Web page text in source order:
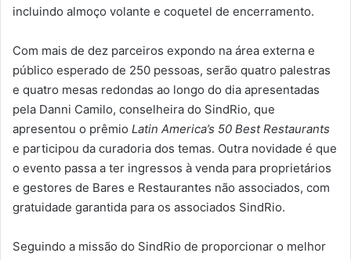
incluindo almoço volante e coquetel de encerramento.
Com mais de dez parceiros expondo na área externa e
público esperado de 250 pessoas, serão quatro palestras
e quatro mesas redondas ao longo do dia apresentadas
pela Danni Camilo, conselheira do SindRio, que
apresentou o prêmio Latin America’s 50 Best Restaurants
e participou da curadoria dos temas. Outra novidade é que
o evento passa a ter ingressos à venda para proprietários
e gestores de Bares e Restaurantes não associados, com
gratuidade garantida para os associados SindRio.
Seguindo a missão do SindRio de proporcionar o melhor